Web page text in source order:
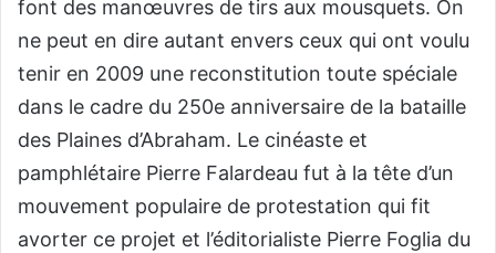
font des manœuvres de tirs aux mousquets. On
ne peut en dire autant envers ceux qui ont voulu
tenir en 2009 une reconstitution toute spéciale
dans le cadre du 250e anniversaire de la bataille
des Plaines d’Abraham. Le cinéaste et
pamphlétaire Pierre Falardeau fut à la tête d’un
mouvement populaire de protestation qui fit
avorter ce projet et l’éditorialiste Pierre Foglia du